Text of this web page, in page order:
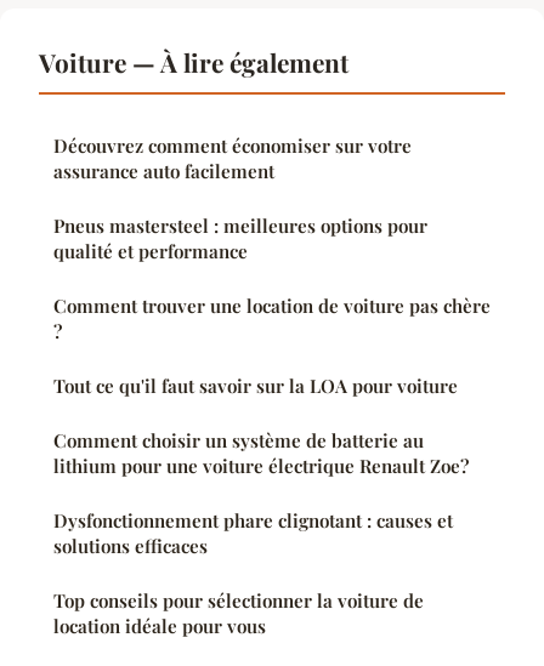
Voiture — À lire également
Découvrez comment économiser sur votre
assurance auto facilement
Pneus mastersteel : meilleures options pour
qualité et performance
Comment trouver une location de voiture pas chère
?
Tout ce qu'il faut savoir sur la LOA pour voiture
Comment choisir un système de batterie au
lithium pour une voiture électrique Renault Zoe?
Dysfonctionnement phare clignotant : causes et
solutions efficaces
Top conseils pour sélectionner la voiture de
location idéale pour vous